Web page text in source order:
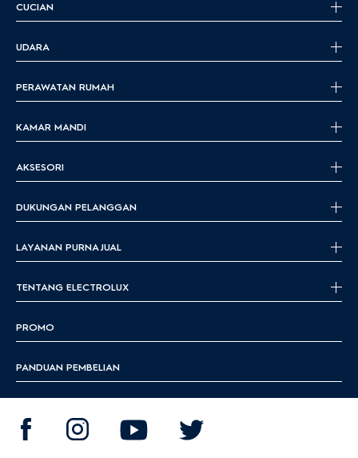
CUCIAN
UDARA
PERAWATAN RUMAH
KAMAR MANDI
AKSESORI
DUKUNGAN PELANGGAN
LAYANAN PURNA JUAL
TENTANG ELECTROLUX
PROMO
PANDUAN PEMBELIAN